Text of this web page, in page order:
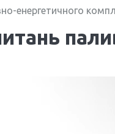
енергетичного